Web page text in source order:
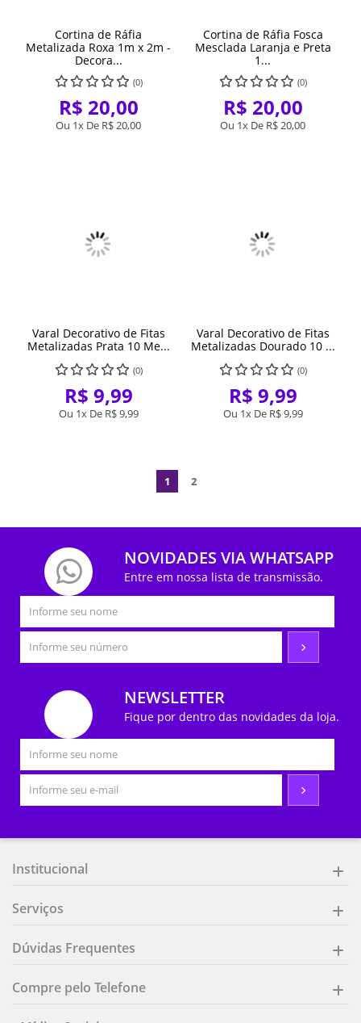
Cortina de Ráfia
Metalizada Roxa 1m x 2m -
Decora...
(0)
R$ 20,00
Ou 1x De R$ 20,00
Cortina de Ráfia Fosca
Mesclada Laranja e Preta
1...
(0)
R$ 20,00
Ou 1x De R$ 20,00
Varal Decorativo de Fitas
Metalizadas Prata 10 Me...
(0)
R$ 9,99
Ou 1x De R$ 9,99
Varal Decorativo de Fitas
Metalizadas Dourado 10 ...
(0)
R$ 9,99
Ou 1x De R$ 9,99
1 2
NOVIDADES VIA WHATSAPP
Entre em nossa lista de transmissão.
NEWSLETTER
Fique por dentro das novidades da loja.
Institucional
Serviços
Dúvidas Frequentes
Compre pelo Telefone